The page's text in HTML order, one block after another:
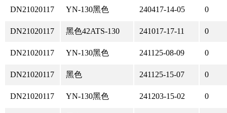
DN21020117 YN-130黑色 240417-14-05 0
DN21020117 黑色42ATS-130 241017-17-11 0
DN21020117 YN-130黑色 241125-08-09 0
DN21020117 黑色 241125-15-07 0
DN21020117 YN-130黑色 241203-15-02 0